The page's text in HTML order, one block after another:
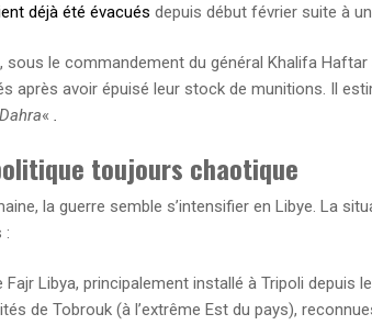
déjà été évacués depuis début février suite à
sous le commandement du général Khalifa
après avoir épuisé leur stock de munitions. Il
«.
toujours chaotique
la guerre semble s’intensifier en Libye. La
:
Fajr Libya, principalement installé à Tripoli depuis
de Tobrouk (à l’extrême Est du pays),